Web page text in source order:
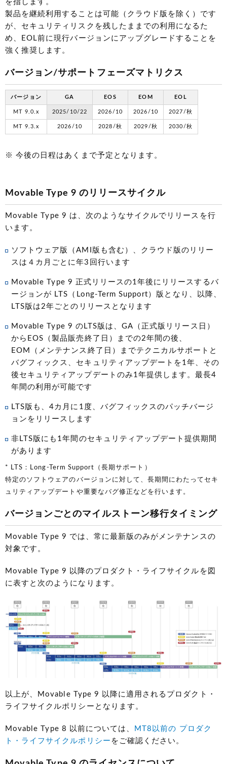
を指します。
製品を継続利用することは可能（クラウド版を除く）です
が、セキュリティリスクを残したままでの利用になるた
め、EOL前に現行バージョンにアップグレードすることを
強く推奨します。
バージョン/サポートフェーズマトリクス
バージョン GA EOS EOM EOL
MT 9.0.x 2025/10/22 2026/10 2026/10 2027/秋
MT 9.3.x 2026/10 2028/秋 2029/秋 2030/秋
※ 今後の日程はあくまで予定となります。
Movable Type 9 のリリースサイクル
Movable Type 9 は、次のようなサイクルでリリースを行
います。
ソフトウェア版（AMI版も含む）、クラウド版のリリー
スは４カ月ごとに年3回行います
Movable Type 9 正式リリースの1年後にリリースするバ
ージョンが LTS（Long-Term Support）版となり、以降、
LTS版は2年ごとのリリースとなります
Movable Type 9 のLTS版は、GA（正式版リリース日）
からEOS（製品販売終了日）までの2年間の後、
EOM（メンテナンス終了日）までテクニカルサポートと
バグフィックス、セキュリティアップデートを1年、その
後セキュリティアップデートのみ1年提供します。最長4
年間の利用が可能です
LTS版も、4カ月に1度、バグフィックスのパッチバージ
ョンをリリースします
非LTS版にも1年間のセキュリティアップデート提供期間
があります
* LTS：Long-Term Support（長期サポート）
特定のソフトウェアのバージョンに対して、長期間にわたってセキ
ュリティアップデートや重要なバグ修正などを行います。
バージョンごとのマイルストーン移行タイミング
Movable Type 9 では、常に最新版のみがメンテナンスの
対象です。
Movable Type 9 以降のプロダクト・ライフサイクルを図
に表すと次のようになります。
以上が、Movable Type 9 以降に適用されるプロダクト・
ライフサイクルポリシーとなります。
Movable Type 8 以前については、
MT8以前の プロダク
ト・ライフサイクルポリシー をご確認ください。